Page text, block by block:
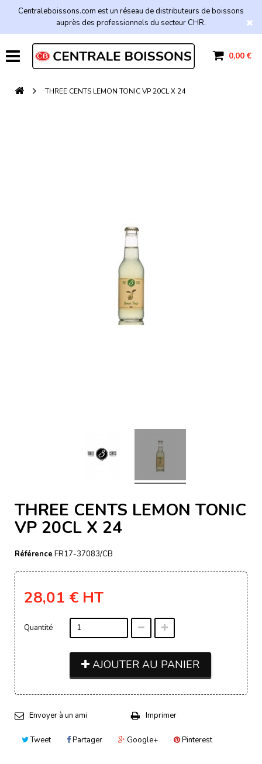
Centraleboissons.com est un réseau de distributeurs de boissons
auprès des professionnels du secteur CHR.
0,00 €
THREE CENTS LEMON TONIC VP 20CL X 24
THREE CENTS LEMON TONIC
VP 20CL X 24
Référence FR17-37083/CB
28,01 € HT
Quantité
AJOUTER AU PANIER
Envoyer à un ami Imprimer
Tweet Partager Google+ Pinterest